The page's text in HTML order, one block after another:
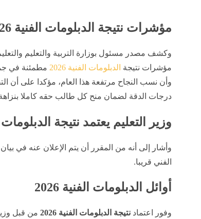
مؤشرات نتيجة الدبلومات الفنية 2026
وكشف مصدر مسئول بوزارة التربية والتعليم
مؤشرات نتيجة الدبلومات الفنية 2026
مطمئنة في
وأن نسب النجاح مرتفعة هذا العام، مؤكدا على أن
درجات الدقة لضمان منح كل طالب حقه كاملا
وزير التعليم يعتمد نتيجة الدبلومات
وأشار إلى أنه من المقرر أن يتم الإعلان عنه في
الفني قريبا.
أوائل الدبلومات الفنية 2026
وفور اعتمادنتيجة الدبلومات الفنية 2026
من قبل وزير